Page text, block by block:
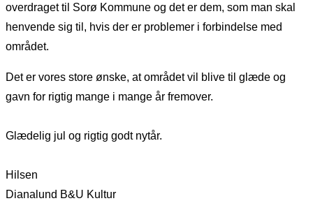
overdraget til Sorø Kommune og det er dem, som man skal
henvende sig til, hvis der er problemer i forbindelse med
området.
Det er vores store ønske, at området vil blive til glæde og
gavn for rigtig mange i mange år fremover.
Glædelig jul og rigtig godt nytår.
Hilsen
Dianalund B&U Kultur